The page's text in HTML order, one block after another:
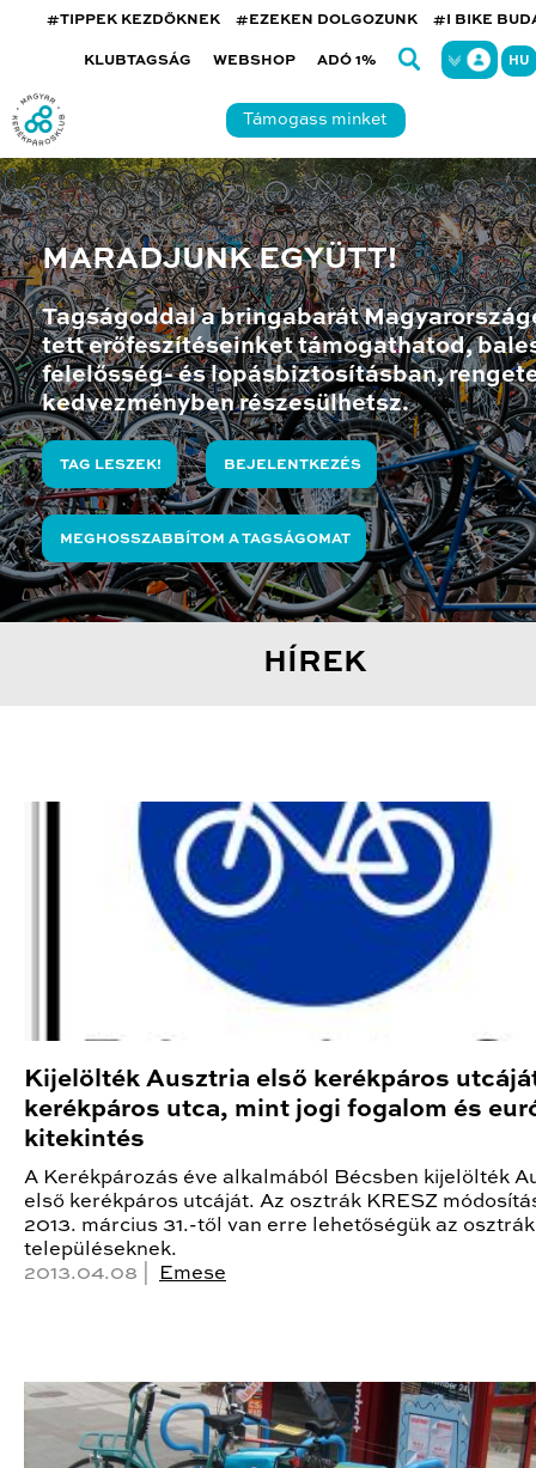
#TIPPEK KEZDŐKNEK #EZEKEN DOLGOZUNK #I BIKE
KLUBTAGSÁG WEBSHOP ADÓ 1% HU
Támogass minket
MARADJUNK EGYÜTT!
Tagságoddal a bringabarát
tett erőfeszítéseinket támogathatod,
felelősség- és lopásbiztosításban,
kedvezményben részesülhetsz.
TAG LESZEK! BEJELENTKEZÉS
MEGHOSSZABBÍTOM A TAGSÁGOMAT
HÍREK
Kijelölték Ausztria első kerékpáros
kerékpáros utca, mint jogi fogalom és
kitekintés
A Kerékpározás éve alkalmából Bécsben kijelölték
első kerékpáros utcáját. Az osztrák KRESZ
2013. március 31.-től van erre lehetőségük az osztrák
településeknek.
2013.04.08 |
Emese